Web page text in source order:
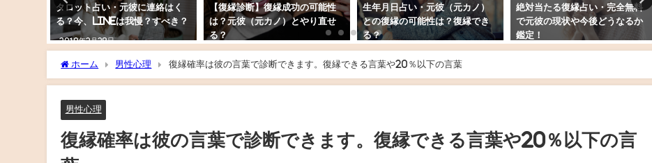
タロット占い・元彼に連絡はく
る？今、LINEは我慢？すべき？
2019年2月28日
【復縁診断】復縁成功の可能性
は？元彼（元カノ）とやり直せ
る？
生年月日占い・元彼（元カノ）
との復縁の可能性は？復縁でき
る？
絶対当たる復縁占い・完全無料
で元彼の現状や今後どうなるか
鑑定！
ホーム 男性心理 復縁確率は彼の言葉で診断できます。復縁できる言葉や20％以下の言葉
男性心理
復縁確率は彼の言葉で診断できます。復縁できる言葉や20％以下の言